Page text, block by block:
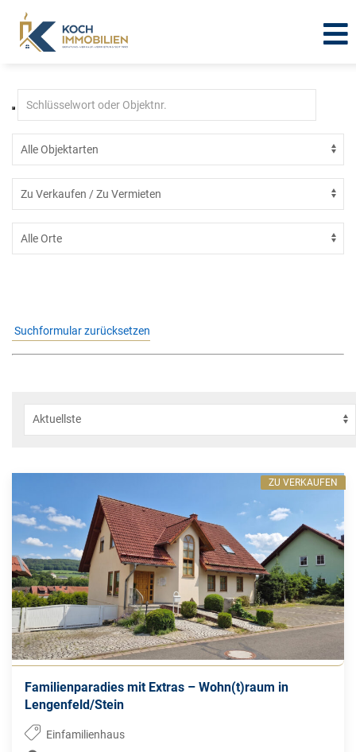
Immobilien in Neuendorf
Suchformular zurücksetzen
Familienparadies mit Extras – Wohn(t)raum in
Lengenfeld/Stein
Einfamilienhaus
ZU VERKAUFEN